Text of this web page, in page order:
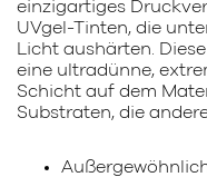
einzigartiges
UVgel-Tinten, die
Licht aushärten.
eine ultradünne,
Schicht auf dem
Substraten, die